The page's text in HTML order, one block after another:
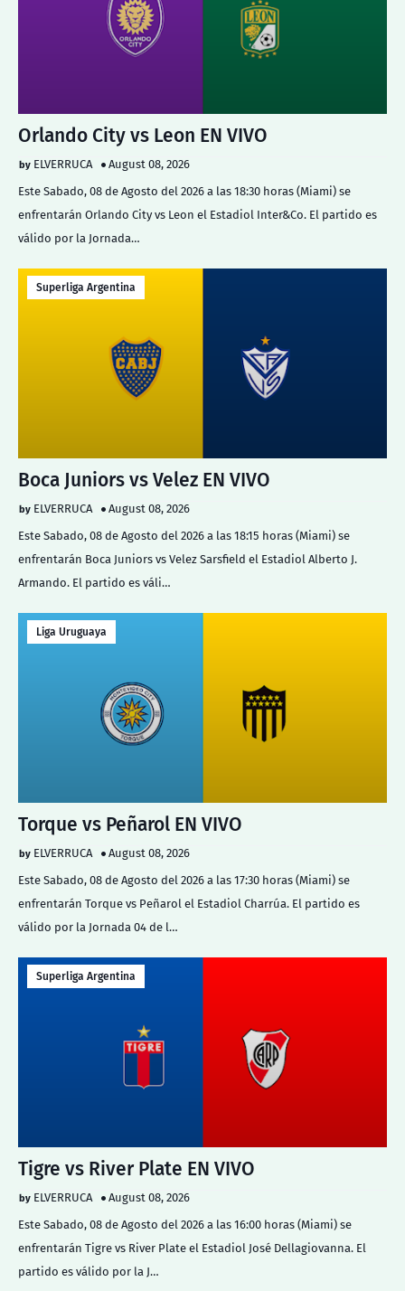
Orlando City vs Leon EN VIVO
ELVERRUCA
August 08, 2026
Este Sabado, 08 de Agosto del 2026 a las 18:30 horas (Miami) se
enfrentarán Orlando City vs Leon el Estadiol Inter&Co. El partido es
válido por la Jornada…
Superliga Argentina
Boca Juniors vs Velez EN VIVO
ELVERRUCA
August 08, 2026
Este Sabado, 08 de Agosto del 2026 a las 18:15 horas (Miami) se
enfrentarán Boca Juniors vs Velez Sarsfield el Estadiol Alberto J.
Armando. El partido es váli…
Liga Uruguaya
Torque vs Peñarol EN VIVO
ELVERRUCA
August 08, 2026
Este Sabado, 08 de Agosto del 2026 a las 17:30 horas (Miami) se
enfrentarán Torque vs Peñarol el Estadiol Charrúa. El partido es
válido por la Jornada 04 de l…
Superliga Argentina
Tigre vs River Plate EN VIVO
ELVERRUCA
August 08, 2026
Este Sabado, 08 de Agosto del 2026 a las 16:00 horas (Miami) se
enfrentarán Tigre vs River Plate el Estadiol José Dellagiovanna. El
partido es válido por la J…